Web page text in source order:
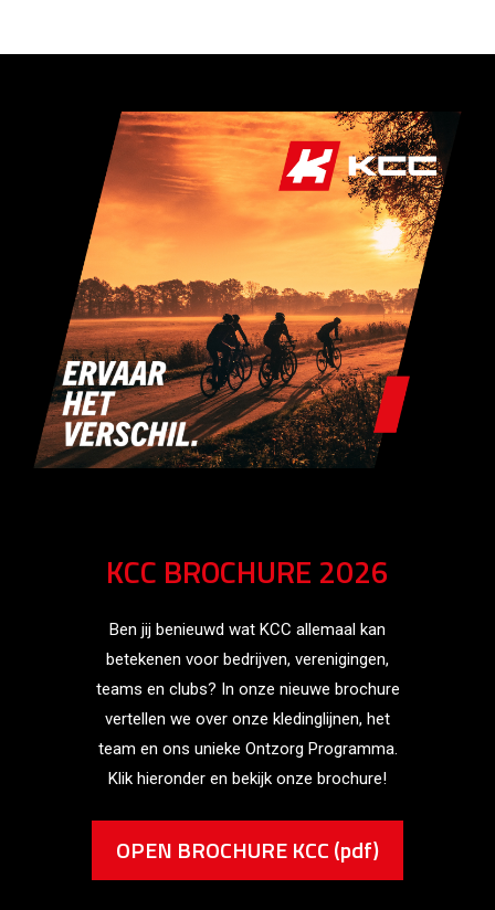
KCC BROCHURE 2026
Ben jij benieuwd wat KCC allemaal kan
betekenen voor bedrijven, verenigingen,
teams en clubs? In onze nieuwe brochure
vertellen we over onze kledinglijnen, het
team en ons unieke Ontzorg Programma.
Klik hieronder en bekijk onze brochure!
OPEN BROCHURE KCC (pdf)